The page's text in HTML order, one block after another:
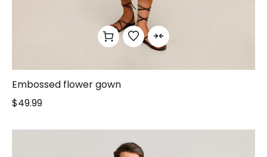
Embossed flower gown
$49.99